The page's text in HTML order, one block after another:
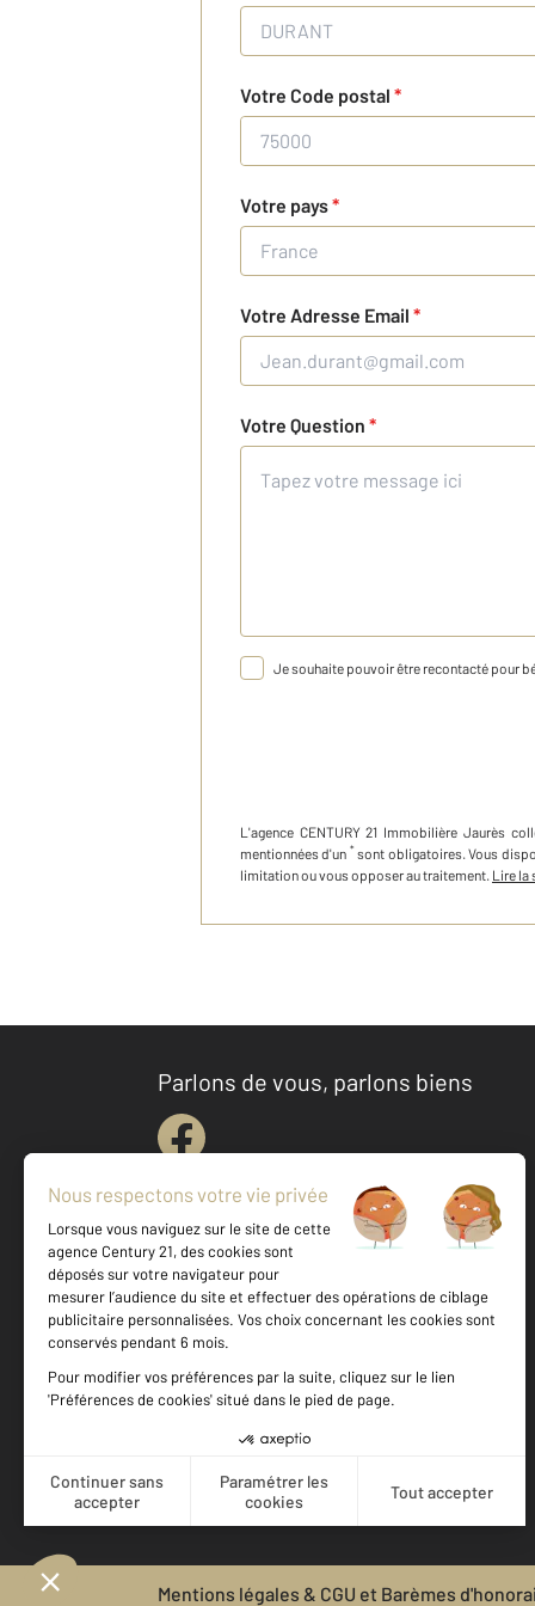
Votre Code postal *
Votre pays*
Votre Adresse Email *
Votre Question *
Je souhaite pouvoir être recontacté pour
L'agence CENTURY 21 Immobilière Jaurès
mentionnées d'un * sont obligatoires. Vous
limitation ou vous opposer au traitement. Lire la
Parlons de vous, parlons biens
Votre agence est notée
Achat
Location
Mentions légales & CGU et Barèmes